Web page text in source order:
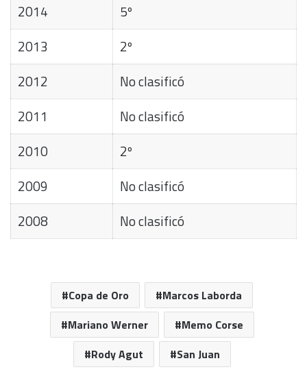
2014
5º
2013
2º
2012
No clasificó
2011
No clasificó
2010
2º
2009
No clasificó
2008
No clasificó
Copa de Oro
Marcos Laborda
Mariano Werner
Memo Corse
Rody Agut
San Juan